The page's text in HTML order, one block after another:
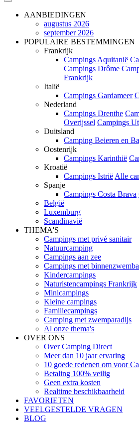
AANBIEDINGEN
augustus 2026
september 2026
POPULAIRE BESTEMMINGEN
Frankrijk
Campings Aquitanië
Campings Drôme
Frankrijk
Italië
Campings Gardameer
Nederland
Campings Drenthe
Overijssel Campings
Duitsland
Camping Beieren en
Oostenrijk
Campings Karinthië
Kroatië
Campings Istrië Alle
Spanje
Campings Costa Brava
België
Luxemburg
Scandinavië
THEMA'S
Campings met privé sanitair
Natuurcamping
Campings aan zee
Campings met
Kindercampings
Naturistencampings Frankrijk
Minicampings
Kleine campings
Familiecampings
Camping met zwemparadijs
Al onze thema's
OVER ONS
Over Camping Direct
Meer dan 10 jaar ervaring
10 goede redenen om voor
Betaling 100% veilig
Geen extra kosten
Realtime beschikbaarheid
FAVORIETEN
VEELGESTELDE VRAGEN
BLOG